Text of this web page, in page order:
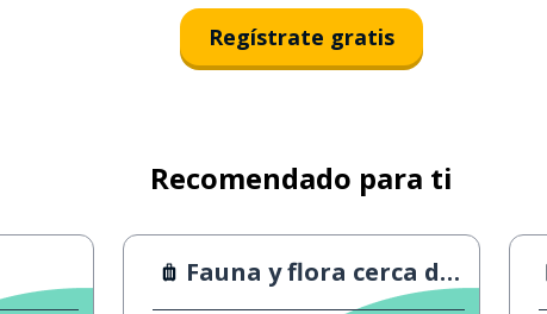
Regístrate gratis
Recomendado para ti
Fauna y flora cerca de tu hogar.